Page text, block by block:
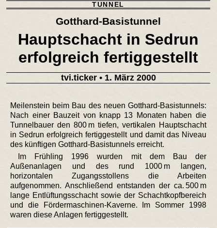
TUNNEL
Gotthard-Basistunnel
Hauptschacht in Sedrun
erfolgreich fertiggestellt
tvi.ticker• 1. März 2000
Meilenstein beim Bau des neuen Gotthard-Basistunnels:
Nach einer Bauzeit von knapp 13 Monaten haben die
Tunnelbauer den 800 m tiefen, vertikalen Hauptschacht
in Sedrun erfolgreich fertiggestellt und damit das Niveau
des künftigen Gotthard-Basistunnels erreicht.
Im Frühling 1996 wurden mit dem Bau der
Außenanlagen und des rund 1000 m langen,
horizontalen Zugangsstollens die Arbeiten
aufgenommen. Anschließend entstanden der ca. 500 m
lange Entlüftungsschacht sowie der Schachtkopfbereich
und die Fördermaschinen-Kaverne. Im Sommer 1998
waren diese Anlagen fertiggestellt.